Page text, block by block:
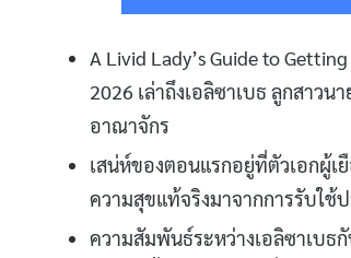
A Livid Lady’s Guide to
2026 เล่าถึงเอลิซาเบธ ลูกสาว
อาณาจักร
เสน่ห์ของตอนแรกอยู่ที่ตัวเอกผู้เ
ความสุขแท้จริงมาจากการรับใช้
ความสัมพันธ์ระหว่างเอลิซาเบธ